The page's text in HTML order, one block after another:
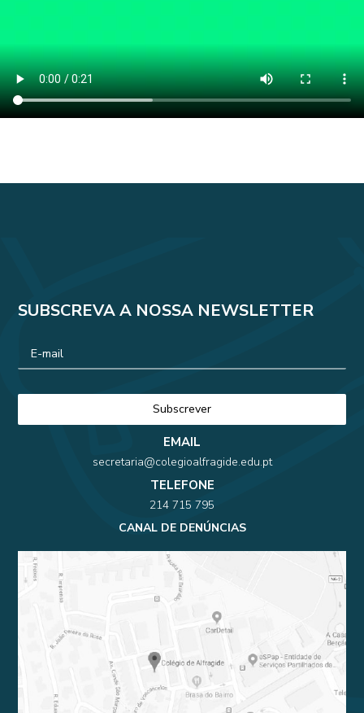
SUBSCREVA A NOSSA NEWSLETTER
EMAIL
secretaria@colegioalfragide.edu.pt
TELEFONE
214 715 795
CANAL DE DENÚNCIAS